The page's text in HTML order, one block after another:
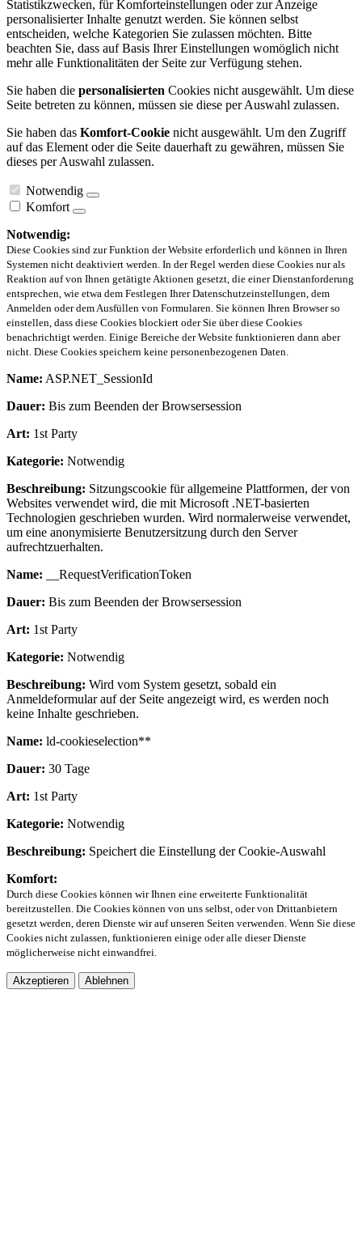
Statistikzwecken, für Komforteinstellungen oder zur Anzeige
personalisierter Inhalte genutzt werden. Sie können selbst
entscheiden, welche Kategorien Sie zulassen möchten. Bitte
beachten Sie, dass auf Basis Ihrer Einstellungen womöglich nicht
mehr alle Funktionalitäten der Seite zur Verfügung stehen.
Sie haben die personalisierten Cookies nicht ausgewählt. Um diese
Seite betreten zu können, müssen sie diese per Auswahl zulassen.
Sie haben das Komfort-Cookie nicht ausgewählt. Um den Zugriff
auf das Element oder die Seite dauerhaft zu gewähren, müssen Sie
dieses per Auswahl zulassen.
Notwendig
Komfort
Notwendig:
Diese Cookies sind zur Funktion der Website erforderlich und können in Ihren
Systemen nicht deaktiviert werden. In der Regel werden diese Cookies nur als
Reaktion auf von Ihnen getätigte Aktionen gesetzt, die einer Dienstanforderung
entsprechen, wie etwa dem Festlegen Ihrer Datenschutzeinstellungen, dem
Anmelden oder dem Ausfüllen von Formularen. Sie können Ihren Browser so
einstellen, dass diese Cookies blockiert oder Sie über diese Cookies
benachrichtigt werden. Einige Bereiche der Website funktionieren dann aber
nicht. Diese Cookies speichern keine personenbezogenen Daten.
Name: ASP.NET_SessionId
Dauer: Bis zum Beenden der Browsersession
Art: 1st Party
Kategorie: Notwendig
Beschreibung: Sitzungscookie für allgemeine Plattformen, der von
Websites verwendet wird, die mit Microsoft .NET-basierten
Technologien geschrieben wurden. Wird normalerweise verwendet,
um eine anonymisierte Benutzersitzung durch den Server
aufrechtzuerhalten.
Name: __RequestVerificationToken
Dauer: Bis zum Beenden der Browsersession
Art: 1st Party
Kategorie: Notwendig
Beschreibung: Wird vom System gesetzt, sobald ein
Anmeldeformular auf der Seite angezeigt wird, es werden noch
keine Inhalte geschrieben.
Name: ld-cookieselection**
Dauer: 30 Tage
Art: 1st Party
Kategorie: Notwendig
Beschreibung: Speichert die Einstellung der Cookie-Auswahl
Komfort:
Durch diese Cookies können wir Ihnen eine erweiterte Funktionalität
bereitzustellen. Die Cookies können von uns selbst, oder von Drittanbietern
gesetzt werden, deren Dienste wir auf unseren Seiten verwenden. Wenn Sie diese
Cookies nicht zulassen, funktionieren einige oder alle dieser Dienste
möglicherweise nicht einwandfrei.
Akzeptieren Ablehnen